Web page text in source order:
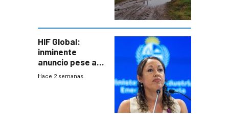
HIF Global:
inminente
anuncio pese a
declaración de
Hace 2 semanas